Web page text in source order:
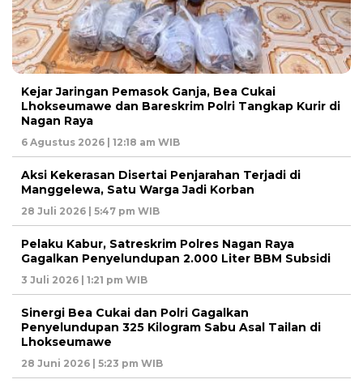
Kejar Jaringan Pemasok Ganja, Bea Cukai
Lhokseumawe dan Bareskrim Polri Tangkap Kurir di
Nagan Raya
6 Agustus 2026 | 12:18 am WIB
Aksi Kekerasan Disertai Penjarahan Terjadi di
Manggelewa, Satu Warga Jadi Korban
28 Juli 2026 | 5:47 pm WIB
Pelaku Kabur, Satreskrim Polres Nagan Raya
Gagalkan Penyelundupan 2.000 Liter BBM Subsidi
3 Juli 2026 | 1:21 pm WIB
Sinergi Bea Cukai dan Polri Gagalkan
Penyelundupan 325 Kilogram Sabu Asal Tailan di
Lhokseumawe
28 Juni 2026 | 5:23 pm WIB